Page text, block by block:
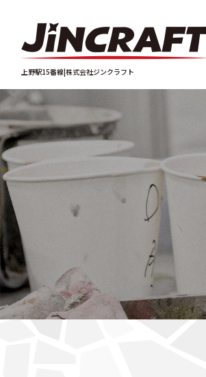
上野駅15番線|株式会社ジンクラフト